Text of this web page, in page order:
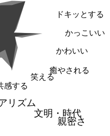
ドキッとする
かっこいい
かわいい
癒やされる
笑える
感する
リズム
文明・時代
親密さ